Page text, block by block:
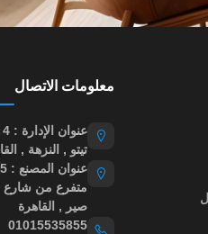
معلومات الاتصال
تيتو , النزهة ,
متفرع من شارع
صير , القاهرة
01015535855